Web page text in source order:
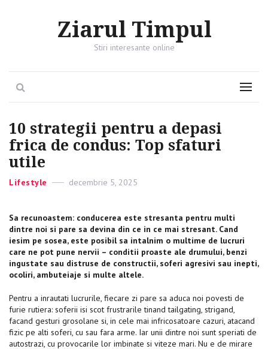
Ziarul Timpul
Stiri interesante online
Menu
10 strategii pentru a depasi
frica de condus: Top sfaturi
utile
Categories
Lifestyle
Posted
decembrie 5, 2025
Sa recunoastem: conducerea este stresanta pentru multi
dintre noi si pare sa devina din ce in ce mai stresant. Cand
iesim pe sosea, este posibil sa intalnim o multime de lucruri
care ne pot pune nervii – conditii proaste ale drumului, benzi
ingustate sau distruse de constructii, soferi agresivi sau inepti,
ocoliri, ambuteiaje si multe altele.
Pentru a inrautati lucrurile, fiecare zi pare sa aduca noi povesti de
furie rutiera: soferii isi scot frustrarile tinand tailgating, strigand,
facand gesturi grosolane si, in cele mai infricosatoare cazuri, atacand
fizic pe alti soferi, cu sau fara arme. Iar unii dintre noi sunt speriati de
autostrazi, cu provocarile lor imbinate si viteze mari. Nu e de mirare